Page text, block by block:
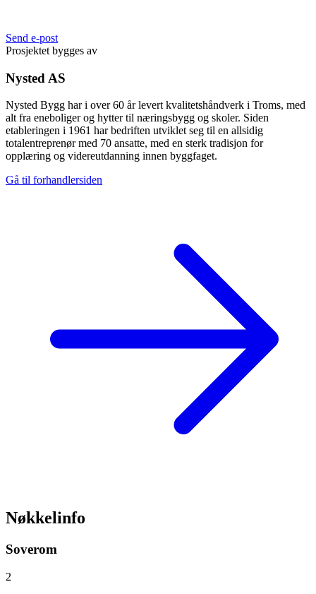
Send e-post
Prosjektet bygges av
Nysted AS
Nysted Bygg har i over 60 år levert kvalitetshåndverk i Troms, med
alt fra eneboliger og hytter til næringsbygg og skoler. Siden
etableringen i 1961 har bedriften utviklet seg til en allsidig
totalentreprenør med 70 ansatte, med en sterk tradisjon for
opplæring og videreutdanning innen byggfaget.
Gå til forhandlersiden
Nøkkelinfo
Soverom
2